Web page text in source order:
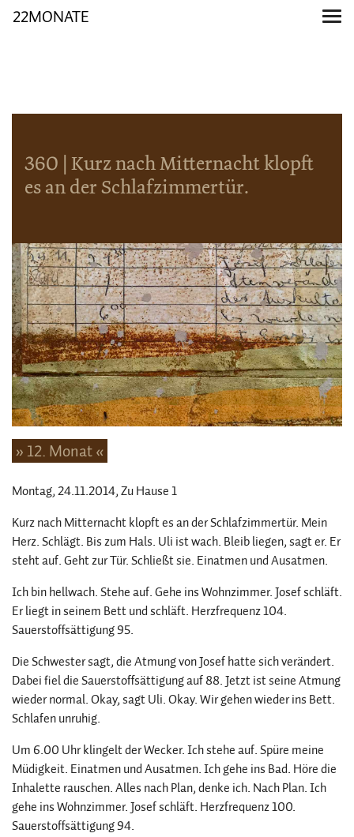
22MONATE
360 | Kurz nach Mitternacht klopft
es an der Schlafzimmertür.
» 12. Monat «
Montag, 24.11.2014, Zu Hause 1
Kurz nach Mitternacht klopft es an der Schlafzimmertür. Mein
Herz. Schlägt. Bis zum Hals. Uli ist wach. Bleib liegen, sagt er. Er
steht auf. Geht zur Tür. Schließt sie. Einatmen und Ausatmen.
Ich bin hellwach. Stehe auf. Gehe ins Wohnzimmer. Josef schläft.
Er liegt in seinem Bett und schläft. Herzfrequenz 104.
Sauerstoffsättigung 95.
Die Schwester sagt, die Atmung von Josef hatte sich verändert.
Dabei fiel die Sauerstoffsättigung auf 88. Jetzt ist seine Atmung
wieder normal. Okay, sagt Uli. Okay. Wir gehen wieder ins Bett.
Schlafen unruhig.
Um 6.00 Uhr klingelt der Wecker. Ich stehe auf. Spüre meine
Müdigkeit. Einatmen und Ausatmen. Ich gehe ins Bad. Höre die
Inhalette rauschen. Alles nach Plan, denke ich. Nach Plan. Ich
gehe ins Wohnzimmer. Josef schläft. Herzfrequenz 100.
Sauerstoffsättigung 94.